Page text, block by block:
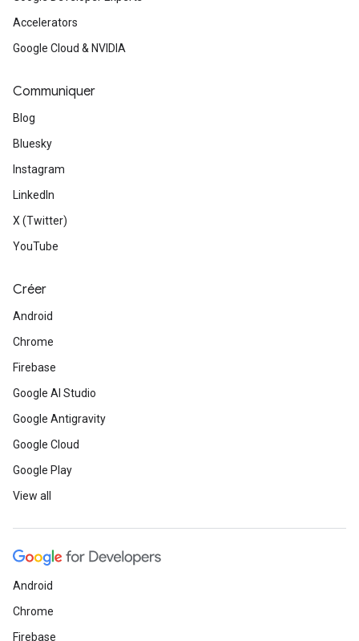
Accelerators
Google Cloud & NVIDIA
Communiquer
Blog
Bluesky
Instagram
LinkedIn
X (Twitter)
YouTube
Créer
Android
Chrome
Firebase
Google AI Studio
Google Antigravity
Google Cloud
Google Play
View all
Android
Chrome
Firebase